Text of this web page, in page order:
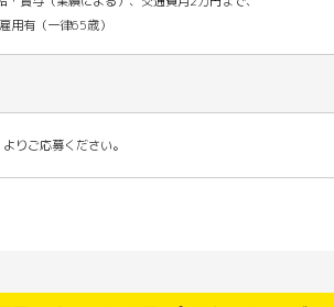
（一律65歳）
りご応募ください。